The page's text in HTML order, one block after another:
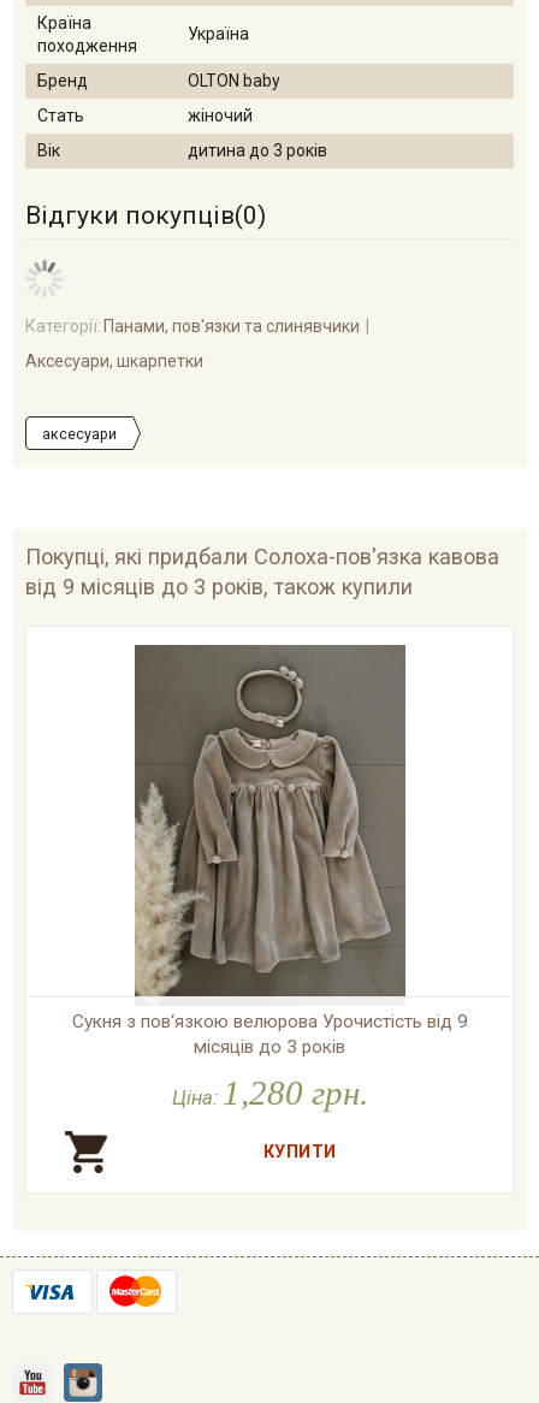
Країна
походження
Україна
Бренд
OLTON baby
Стать
жіночий
Вік
дитина до 3 років
Відгуки покупців(0)
Категорії: Панами, пов'язки та слинявчики
Аксесуари, шкарпетки
аксесуари
Покупці, які придбали Солоха-пов'язка кавова
від 9 місяців до 3 років, також купили
Сукня з пов‘язкою велюрова Урочистість від 9
місяців до 3 років
У наявності
Ціна: 1,280 грн.